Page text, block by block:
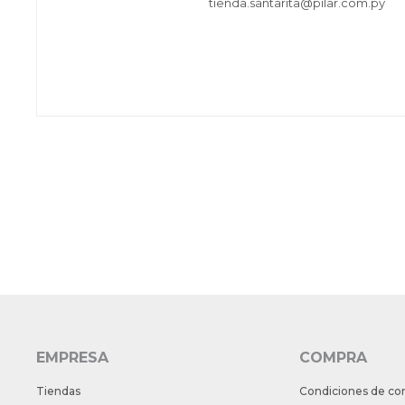
EMPRESA
Tiendas
COMPRA
Condiciones de